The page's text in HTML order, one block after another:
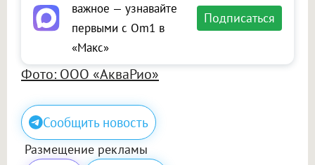
важное — узнавайте
первыми с Om1 в
«Макс»
Подписаться
Фото: ООО «АкваРио»
Сообщить новость
Размещение рекламы